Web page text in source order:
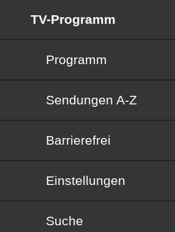
TV-Programm
Programm
Sendungen von A bis Z
Sendungen A-Z
Barrierefrei
Barrierefrei
Einstellungen
Suche